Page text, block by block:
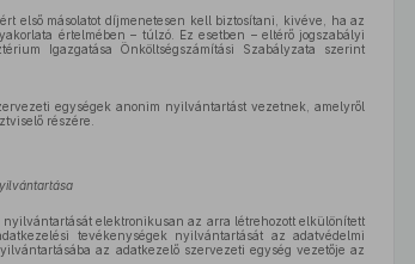
első másolatot díjmenetesen kell biztosítani, kivéve, ha az
értelmében – túlzó. Ez esetben – eltérő jogszabályi
Igazgatása Önköltségszámítási Szabályzata szerint
egységek anonim nyilvántartást vezetnek, amelyről
részére.
elektronikusan az arra létrehozott elkülönített
tevékenységek nyilvántartását az adatvédelmi
az adatkezelő szervezeti egység vezetője az